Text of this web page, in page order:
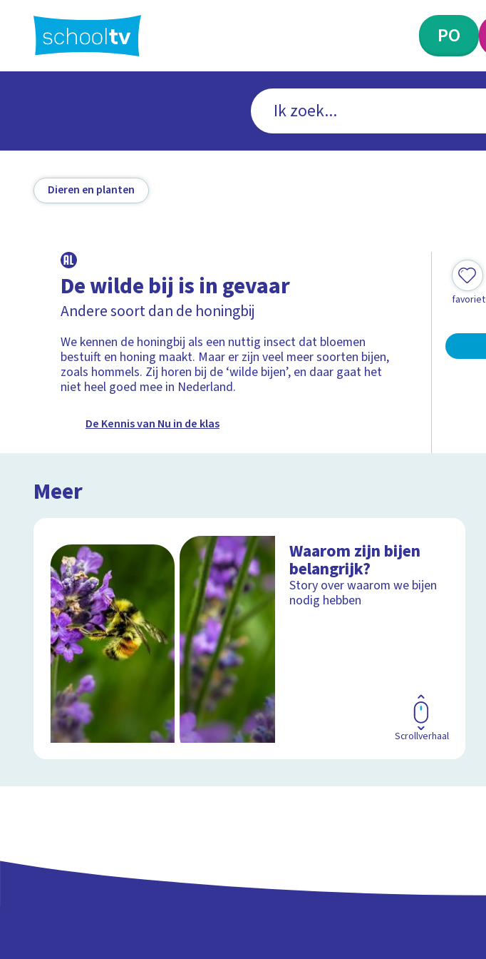
hoofdinhoud
PO
Dieren en planten
De wilde bij is in gevaar
Andere soort dan de honingbij
We kennen de honingbij als een nuttig insect dat bloemen
bestuift en honing maakt. Maar er zijn veel meer soorten bijen,
zoals hommels. Zij horen bij de ‘wilde bijen’, en daar gaat het
niet heel goed mee in Nederland.
De Kennis van Nu in de klas
favoriet
Meer
Waarom zijn bijen
belangrijk?
Story over waarom we bijen
nodig hebben
Scrollverhaal